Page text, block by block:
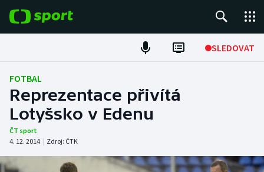
SLEDOVAT
Fotbal
Hokej
Tenis
Atletika
FOTBAL
Reprezentace přivítá
Lotyšsko v Edenu
ČT sport
4. 12. 2014 | Zdroj: ČTK